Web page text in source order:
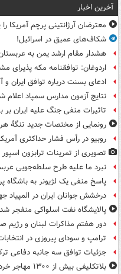
آخرین اخبار
معترضان آرژانتینی پرچم آمریکا
شکاف‌های عمیق در اسرائیل!
هشدار مقام ارشد یمن به
اردوغان: توافقنامه مکه
ادعای بسنت درباره توافق ایران و
نتایج آزمون مدارس سمپاد اعلام
تاثیرات منفی جنگ علیه ایران بر
رونمایی از مختصات جدید تنگۀ
روبیو در رأس فشار حداکثری
تصویری از تمرینات ترابزون
نبرد ما علیه طرح سلطه‌جویی
پاسخ منفی یک لژیونر به باشگاه
درخشش جوانان ایران در
پالایشگاه نفت اسلواکی منفجر شد
دور هفتم مذاکرات لبنان و رژیم
ترامپ و سودای پیروزی در
جزئیات توافق سه جانبه دفاعی
بلاتکلیفی بیش از ۱۳۰۰ مهاجر خردسال در سئوتای اسپانیا